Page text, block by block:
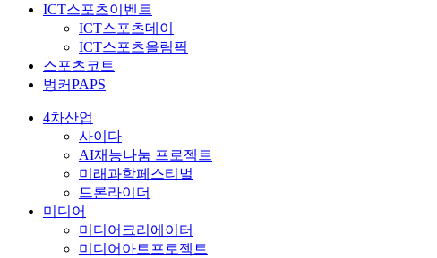
ICT스포츠이벤트
ICT스포츠데이
ICT스포츠올림픽
스포츠코트
벙커PAPS
4차산업
사이다
AI재능나눔 프로젝트
미래과학페스티벌
드론라이더
미디어
미디어크리에이터
미디어아트프로젝트